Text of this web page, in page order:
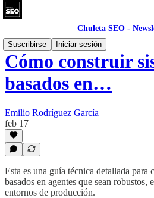
Chuleta SEO -
Suscribirse
Iniciar sesión
Cómo construir
basados en…
Emilio Rodríguez García
feb 17
Esta es una guía técnica detallada para
basados en agentes que sean robustos,
entornos de producción.